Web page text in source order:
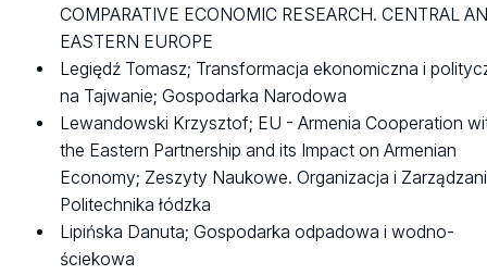
COMPARATIVE ECONOMIC RESEARCH. CENTRAL
EASTERN EUROPE
Legiędź Tomasz; Transformacja ekonomiczna i
na Tajwanie; Gospodarka Narodowa
Lewandowski Krzysztof; EU - Armenia Cooperation
the Eastern Partnership and its Impact on Armenian
Economy; Zeszyty Naukowe. Organizacja i
Politechnika łódzka
Lipińska Danuta; Gospodarka odpadowa i wodno-
ściekowa